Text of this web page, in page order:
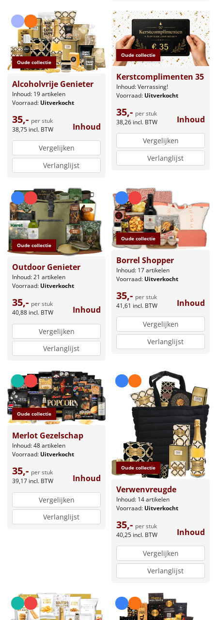
Oude collectie
Alcoholvrije Genieter
Inhoud: 19 artikelen
Voorraad: Uitverkocht
35,- per stuk
38,75 incl. BTW Inhoud
Vergelijken
Verlanglijst
Oude collectie
Kerstcomplimenten 35
Inhoud: Verrassing!
Voorraad: Uitverkocht
35,- per stuk
38,26 incl. BTW Inhoud
Vergelijken
Verlanglijst
Oude collectie
Outdoor Genieter
Inhoud: 21 artikelen
Voorraad: Uitverkocht
35,- per stuk
40,88 incl. BTW Inhoud
Vergelijken
Verlanglijst
Oude collectie
Borrel Shopper
Inhoud: 17 artikelen
Voorraad: Uitverkocht
35,- per stuk
41,61 incl. BTW Inhoud
Vergelijken
Verlanglijst
Oude collectie
Merlot Gezelschap
Inhoud: 48 artikelen
Voorraad: Uitverkocht
35,- per stuk
39,17 incl. BTW Inhoud
Vergelijken
Verlanglijst
Oude collectie
Verwenvreugde
Inhoud: 14 artikelen
Voorraad: Uitverkocht
35,- per stuk
40,25 incl. BTW Inhoud
Vergelijken
Verlanglijst